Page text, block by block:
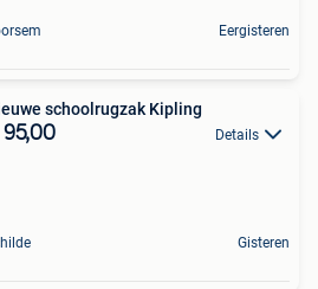
Eergisteren
schoolrugzak Kipling
Details
Gisteren